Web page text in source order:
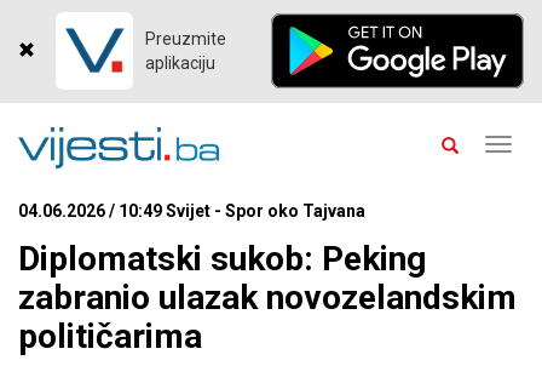
Preuzmite
aplikaciju
04.06.2026 / 10:49 Svijet - Spor oko Tajvana
Diplomatski sukob: Peking
zabranio ulazak novozelandskim
političarima